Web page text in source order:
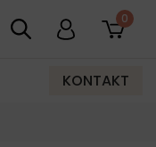
0
KONTAKT